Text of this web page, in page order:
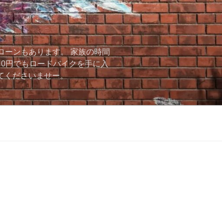
ーンもあります。 家族の時間
円でもロードバイクを手に入
くださいませー。